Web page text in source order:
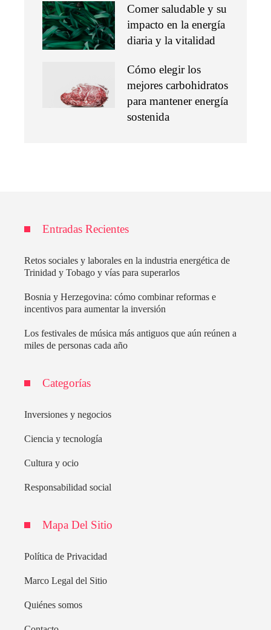
Comer saludable y su
impacto en la energía
diaria y la vitalidad
Cómo elegir los
mejores carbohidratos
para mantener energía
sostenida
Entradas Recientes
Retos sociales y laborales en la industria energética de
Trinidad y Tobago y vías para superarlos
Bosnia y Herzegovina: cómo combinar reformas e
incentivos para aumentar la inversión
Los festivales de música más antiguos que aún reúnen a
miles de personas cada año
Categorías
Inversiones y negocios
Ciencia y tecnología
Cultura y ocio
Responsabilidad social
Mapa Del Sitio
Política de Privacidad
Marco Legal del Sitio
Quiénes somos